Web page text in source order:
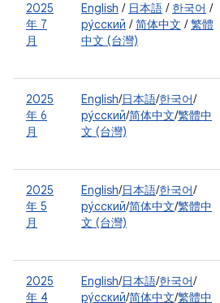
2025
年 7
月
English / 日本語 / 한국어 /
ру́сский /简体中文 /繁體
中文 (台灣)
2025
年 6
月
English/日本語/한국어/
ру́сский/简体中文/繁體中
文 (台灣)
2025
年 5
月
English/日本語/한국어/
ру́сский/简体中文/繁體中
文 (台灣)
2025
年 4
English/日本語/한국어/
ру́сский/简体中文/繁體中